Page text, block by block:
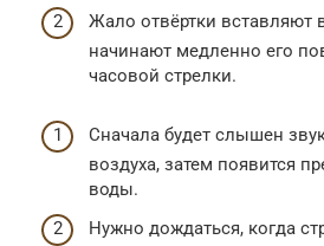
Жало отвёртки вставляют
начинают медленно его
часовой стрелки.
Сначала будет слышен
воздуха, затем появится
воды.
Нужно дождаться, когда